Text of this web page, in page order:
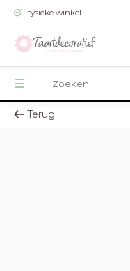
fysieke winkel
Terug